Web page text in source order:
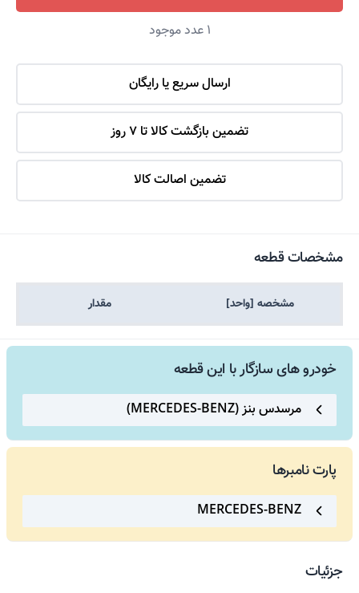
1 عدد موجود
ارسال سریع یا رایگان
تضمین بازگشت کالا تا 7 روز
تضمین اصالت کالا
مشخصات قطعه
مشخصه [واحد] مقدار
خودرو های سازگار با این قطعه
مرسدس بنز (MERCEDES-BENZ)
پارت نامبرها
MERCEDES-BENZ
جزئیات